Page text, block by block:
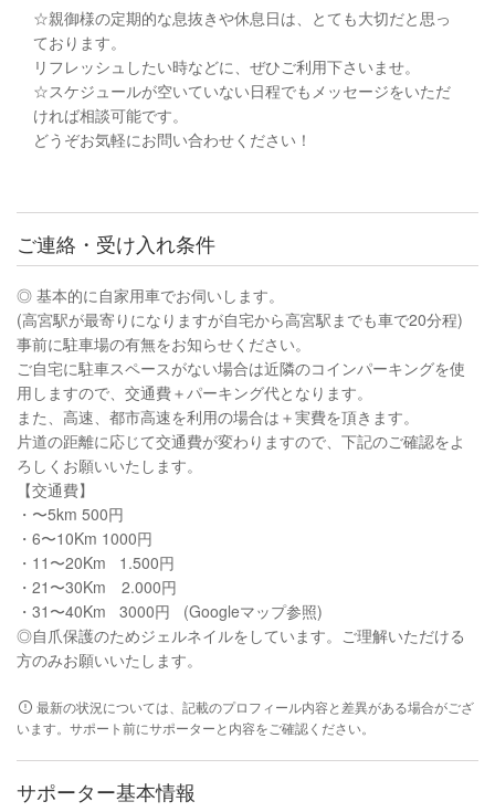
☆親御様の定期的な息抜きや休息日は、とても大切だと思っ
ております。
リフレッシュしたい時などに、ぜひご利用下さいませ。
☆スケジュールが空いていない日程でもメッセージをいただ
ければ相談可能です。
どうぞお気軽にお問い合わせください！
ご連絡・受け入れ条件
◎ 基本的に自家用車でお伺いします。
(高宮駅が最寄りになりますが自宅から高宮駅までも車で20分程)
事前に駐車場の有無をお知らせください。
ご自宅に駐車スペースがない場合は近隣のコインパーキングを使
用しますので、交通費＋パーキング代となります。
また、高速、都市高速を利用の場合は＋実費を頂きます。
片道の距離に応じて交通費が変わりますので、下記のご確認をよ
ろしくお願いいたします。
【交通費】
・〜5km 500円
・6〜10Km 1000円
・11〜20Km 1.500円
・21〜30Km 2.000円
・31〜40Km 3000円 (Googleマップ参照)
◎自爪保護のためジェルネイルをしています。ご理解いただける
方のみお願いいたします。
最新の状況については、記載のプロフィール内容と差異がある場合がござ
います。サポート前にサポーターと内容をご確認ください。
サポーター基本情報